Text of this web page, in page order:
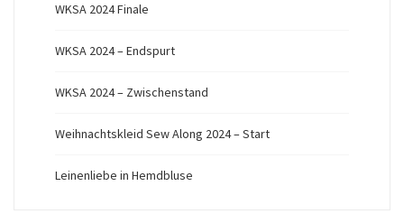
WKSA 2024 Finale
WKSA 2024 – Endspurt
WKSA 2024 – Zwischenstand
Weihnachtskleid Sew Along 2024 – Start
Leinenliebe in Hemdbluse